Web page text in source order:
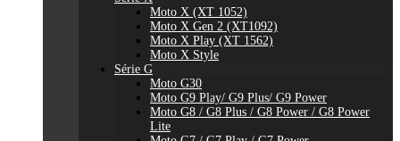
Moto X (XT 1052)
Moto X Gen 2 (XT1092)
Moto X Play (XT 1562)
Moto X Style
Série G
Moto G30
Moto G9 Play/ G9 Plus/ G9 Power
Moto G8 / G8 Plus / G8 Power / G8 Power
Lite